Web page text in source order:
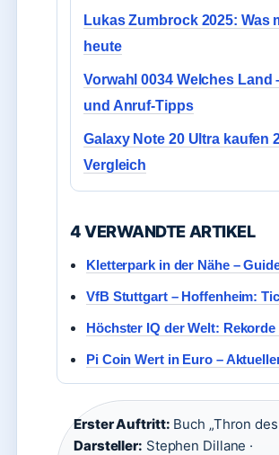
Lukas Zumbrock 2025: Was
heute
Vorwahl 0034 Welches Land
und Anruf-Tipps
Galaxy Note 20 Ultra kaufen
Vergleich
4 VERWANDTE ARTIKEL
Kletterpark in der Nähe –
VfB Stuttgart – Hoffenheim:
Höchster IQ der Welt:
Pi Coin Wert in Euro –
Erster Auftritt: Buch „Thron
Darsteller: Stephen Dillane ·